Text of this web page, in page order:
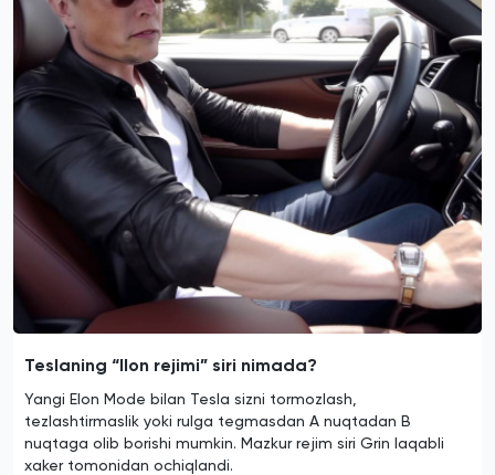
Teslaning “Ilon rejimi” siri nimada?
Yangi Elon Mode bilan Tesla sizni tormozlash,
tezlashtirmaslik yoki rulga tegmasdan A nuqtadan B
nuqtaga olib borishi mumkin. Mazkur rejim siri Grin laqabli
xaker tomonidan ochiqlandi.